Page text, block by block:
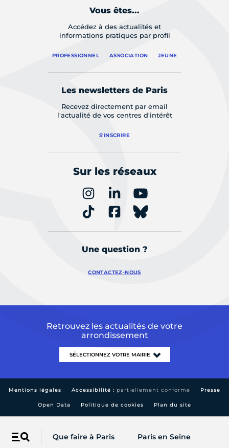
Menu Que faire à Paris Paris en Seine
Vous êtes...
Accédez à des actualités et
informations pratiques par profil
PROFESSIONNEL ASSOCIATION JEUNE
Les newsletters de Paris
Recevez directement par email
l'actualité de vos centres d'intérêt
S'INSCRIRE
Sur les réseaux
Une question ?
CONTACTEZ-NOUS
Retrouvez les actualités de votre
arrondissement
Mentions légales Accessibilité : partiellement conforme Presse
Open Data Politique de cookies Plan du site